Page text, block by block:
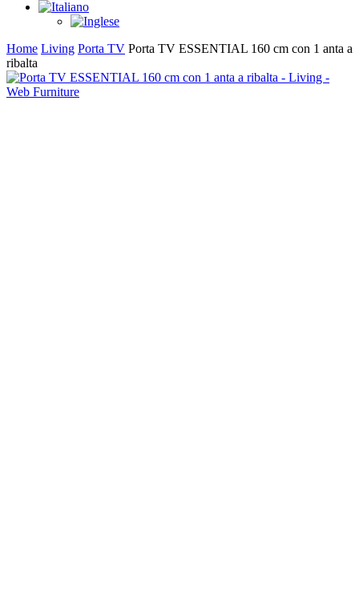
search
Home Living Porta TV Porta TV ESSENTIAL 160 cm con 1 anta a
ribalta